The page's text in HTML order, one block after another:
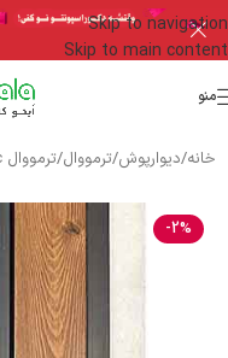
Skip to navigation
Skip to main content
منو
خانه/دیوارپوش/ترمووال/ترمووال pvc
-2%